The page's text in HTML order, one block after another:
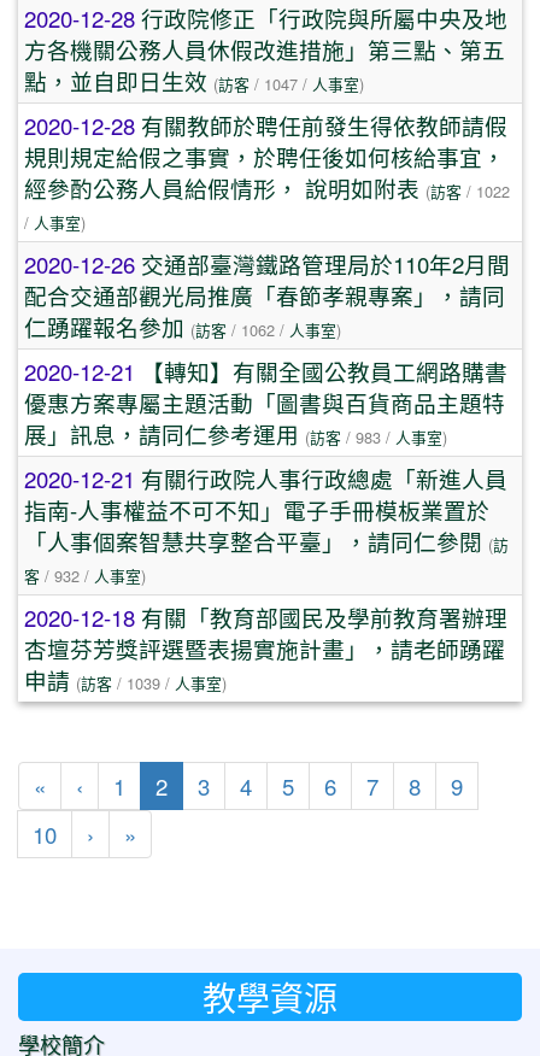
2020-12-28行政院修正「行政院與所屬中央及地
方各機關公務人員休假改進措施」第三點、第五
點，並自即日生效 (訪客 / 1047 / 人事室)
2020-12-28 有關教師於聘任前發生得依教師請假
規則規定給假之事實，於聘任後如何核給事宜，
經參酌公務人員給假情形， 說明如附表 (訪客 / 1022
/ 人事室)
2020-12-26 交通部臺灣鐵路管理局於110年2月間
配合交通部觀光局推廣「春節孝親專案」，請同
仁踴躍報名參加 (訪客 / 1062 / 人事室)
2020-12-21
【轉知】有關全國公教員工網路購書
優惠方案專屬主題活動「圖書與百貨商品主題特
展」訊息，請同仁參考運用 (訪客 / 983 / 人事室)
2020-12-21 有關行政院人事行政總處「新進人員
指南-人事權益不可不知」電子手冊模板業置於
「人事個案智慧共享整合平臺」，請同仁參閱 (訪
客 / 932 / 人事室)
2020-12-18 有關「教育部國民及學前教育署辦理
杏壇芬芳獎評選暨表揚實施計畫」，請老師踴躍
申請 (訪客 / 1039 / 人事室)
« 第一頁
‹ 上一頁
1 2(目前頁次)
3 4 5 6 7 8
9
10
› 下一頁
»
教學資源
學校簡介